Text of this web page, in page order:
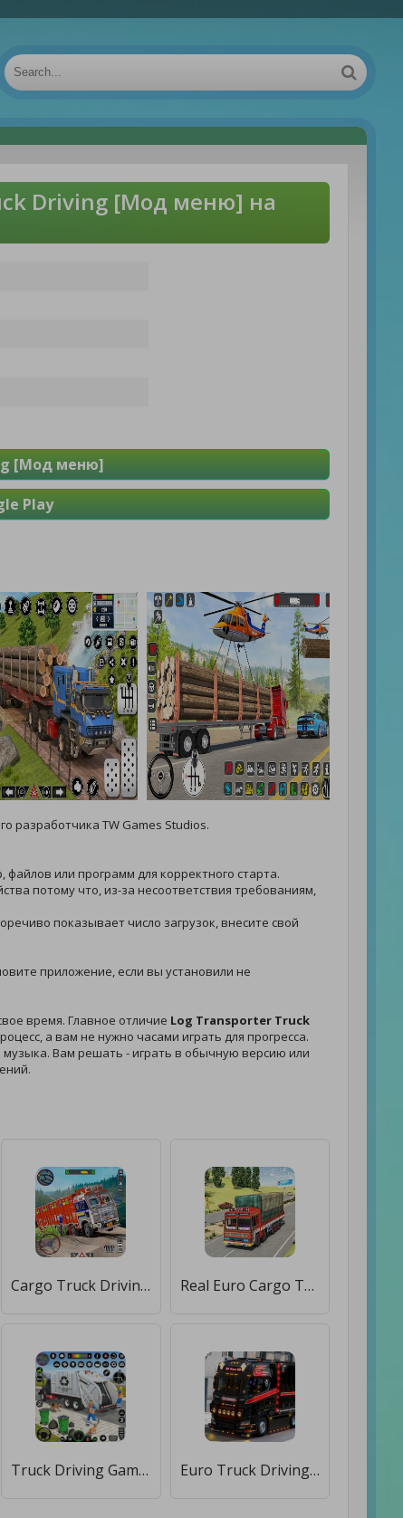
Driving [Мод меню] на
[Мод меню]
Play
разработчика TW Games Studios.
или программ для корректного старта.
потому что, из-за несоответствия требованиям,
показывает число загрузок, внесите свой
приложение, если вы установили не
время. Главное отличие Log Transporter Truck
а вам не нужно часами играть для прогресса.
музыка. Вам решать - играть в обычную версию или
Cargo Truck Driving Sim Games [Мод меню] Real Euro Cargo Truck Driving [Бесплатные покупки]
Truck Driving Games Truck Game [Мод меню] Euro Truck Driving Sim 3D [Мод меню]